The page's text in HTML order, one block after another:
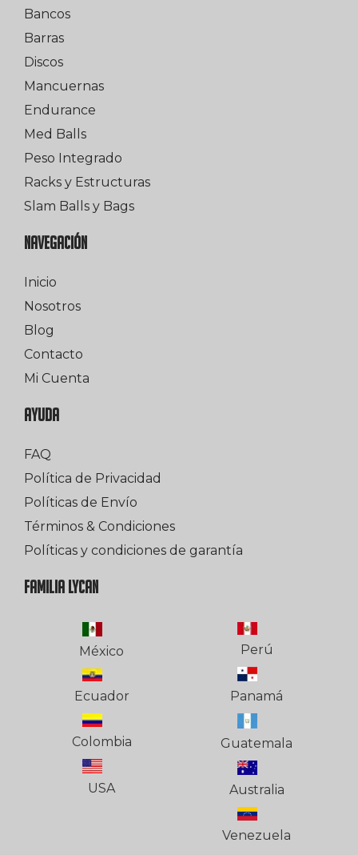
Bancos
Barras
Discos
Mancuernas
Endurance
Med Balls
Peso Integrado
Racks y Estructuras
Slam Balls y Bags
NAVEGACIÓN
Inicio
Nosotros
Blog
Contacto
Mi Cuenta
AYUDA
FAQ
Política de Privacidad
Políticas de Envío
Términos & Condiciones
Políticas y condiciones de garantía
FAMILIA LYCAN
México
Ecuador
Colombia
USA
Perú
Panamá
Guatemala
Australia
Venezuela